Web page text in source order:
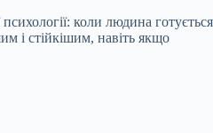
коли людина готується
і стійкішим, навіть якщо